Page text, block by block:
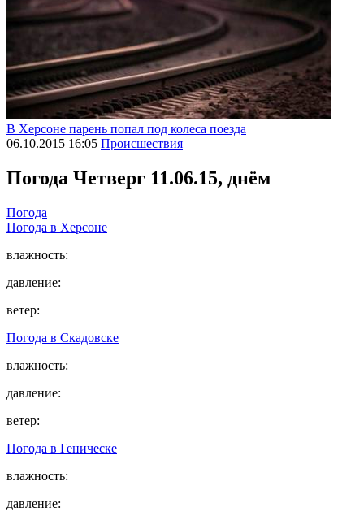
В Херсоне парень попал под колеса поезда
06.10.2015 16:05 Происшествия
Погода Четверг 11.06.15, днём
Погода
Погода в Херсоне
влажность:
давление:
ветер:
Погода в Скадовске
влажность:
давление:
ветер:
Погода в Геническе
влажность:
давление: